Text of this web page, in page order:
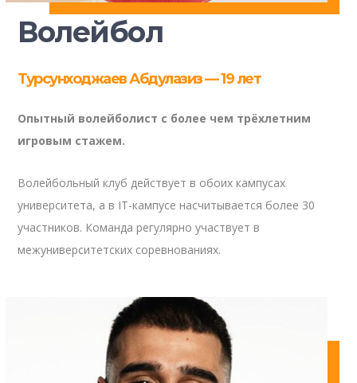
Волейбол
Турсунходжаев Абдулазиз — 19 лет
Опытный волейболист с более чем трёхлетним
игровым стажем.
Волейбольный клуб действует в обоих кампусах
университета, а в IT-кампусе насчитывается более 30
участников. Команда регулярно участвует в
межуниверситетских соревнованиях.